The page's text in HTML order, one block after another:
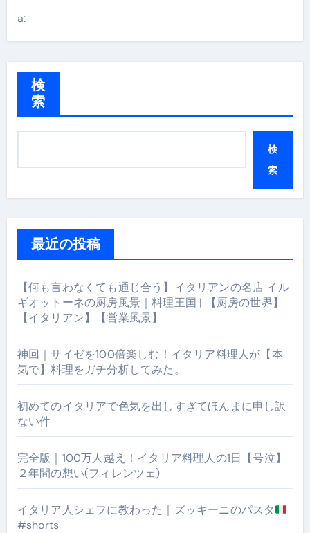
a:
検
索
検
索
最近の投稿
【何も言わなくても通じ合う】イタリアンの名店 イル
ギオットーネの厨房風景｜料理王国 | 【厨房の世界】
【イタリアン】【営業風景】
神回｜サイゼを100倍楽しむ！イタリア料理人が【本
気で】料理をガチ分析してみた。
初めてのイタリアで色気を出しすぎてほんまに申し訳
ない件
完全版｜100万人越え！イタリア料理人の1日【号泣】
２年間の想い(フィレンツェ)
イタリア人シェフに教わった｜ズッキーニのパスタ
#shorts